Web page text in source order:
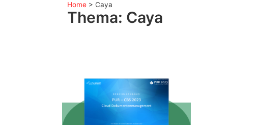
Home > Caya
Thema: Caya